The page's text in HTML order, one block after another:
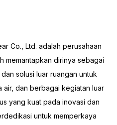
Co., Ltd. adalah perusahaan
memantapkan dirinya sebagai
solusi luar ruangan untuk
air, dan berbagai kegiatan luar
yang kuat pada inovasi dan
untuk memperkaya